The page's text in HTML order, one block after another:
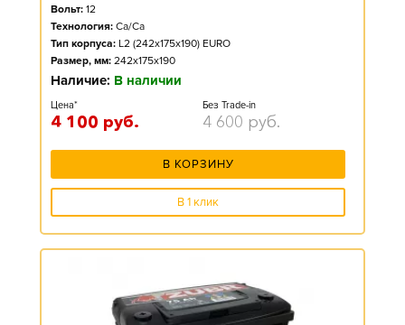
Вольт: 12
Технология: Ca/Ca
Тип корпуса: L2 (242x175x190) EURO
Размер, мм: 242x175x190
Наличие: В наличии
Цена*
4 100 руб.
Без Trade-in
4 600 руб.
В КОРЗИНУ
В 1 клик